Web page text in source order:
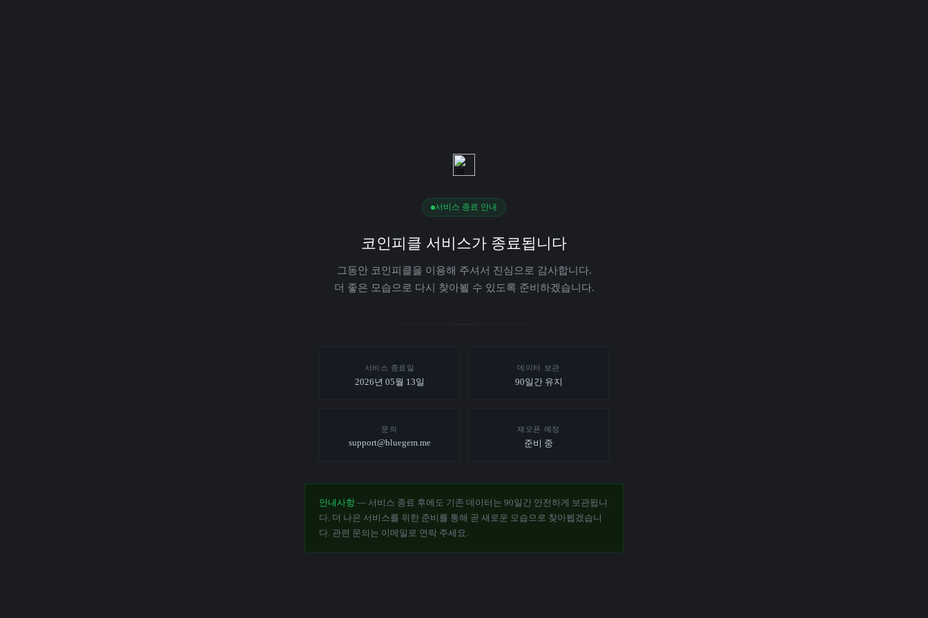
서비스 종료 안내
코인피클 서비스가 종료됩니다
그동안 코인피클을 이용해 주셔서 진심으로 감사합니다.
더 좋은 모습으로 다시 찾아뵐 수 있도록 준비하겠습니다.
서비스 종료일
2026년 05월 13일
데이터 보관
90일간 유지
문의
support@bluegem.me
재오픈 예정
준비 중
안내사항 — 서비스 종료 후에도 기존 데이터는 90일간 안전하게 보관됩니
다. 더 나은 서비스를 위한 준비를 통해 곧 새로운 모습으로 찾아뵙겠습니
다. 관련 문의는 이메일로 연락 주세요.